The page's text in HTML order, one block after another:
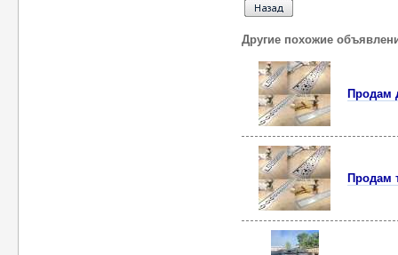
Другие похожие
Продам
Продам